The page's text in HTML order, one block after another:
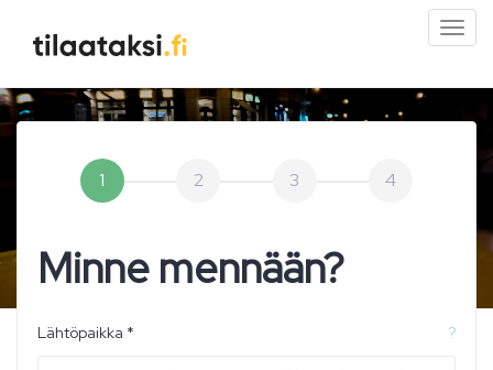
1 2 3 4
Minne mennään?
Lähtöpaikka * ?